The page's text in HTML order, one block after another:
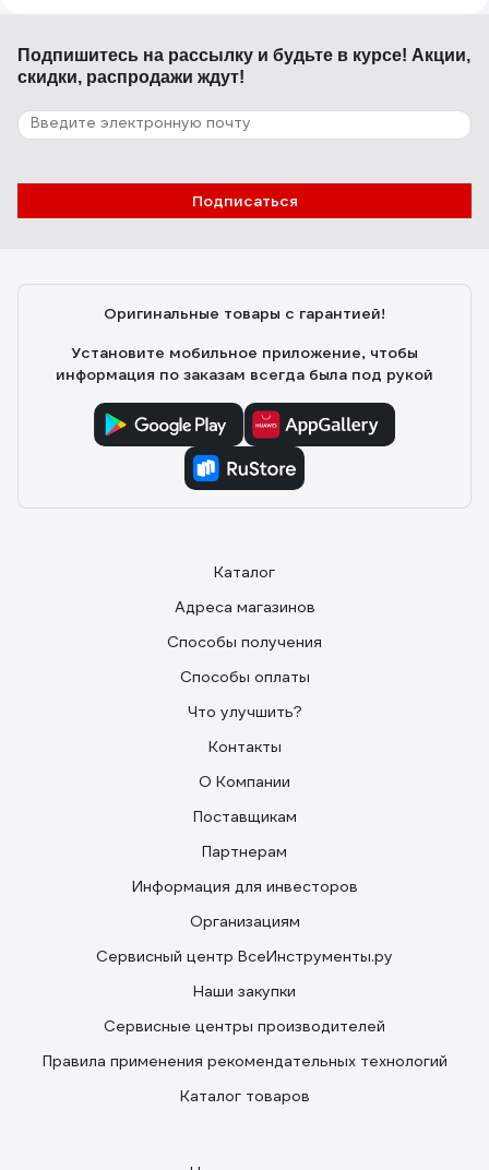
Мобильность, громкий звук
25 отзывов
Отзыв о Neptun Profi Base 1/2
управления кранами, не снимая привод с крана.
Подпишитесь на рассылку и будьте в курсе! Акции,
скидки, распродажи ждут!
Подписаться
Оригинальные товары с гарантией!
Установите мобильное приложение, чтобы
информация по заказам всегда была под рукой
Каталог
Адреса магазинов
Способы получения
Способы оплаты
Что улучшить?
Контакты
О Компании
Поставщикам
Партнерам
Информация для инвесторов
Организациям
Сервисный центр ВсеИнструменты.ру
Наши закупки
Сервисные центры производителей
Правила применения рекомендательных технологий
Каталог товаров